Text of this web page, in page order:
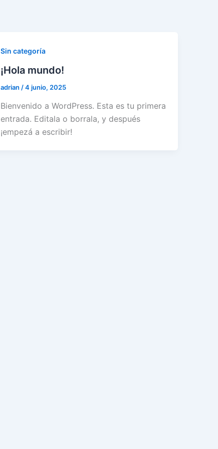
Sin categoría
¡Hola mundo!
adrian /4 junio, 2025
Bienvenido a WordPress. Esta es tu primera
entrada. Editala o borrala, y después
¡empezá a escribir!